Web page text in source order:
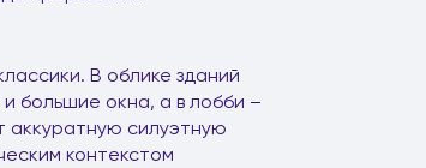
В облике зданий
большие окна, а в лобби –
аккуратную силуэтную
контекстом